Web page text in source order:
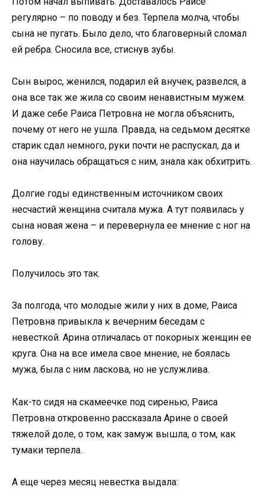
регулярно – по поводу и без. Терпела молча, чтобы
сына не пугать. Было дело, что благоверный сломал
ей ребра. Сносила все, стиснув зубы.
Сын вырос, женился, подарил ей внучек, развелся, а
она все так же жила со своим ненавистным мужем.
И даже себе Раиса Петровна не могла объяснить,
почему от него не ушла. Правда, на седьмом десятке
старик сдал немного, руки почти не распускал, да и
она научилась обращаться с ним, знала как обхитрить.
Долгие годы единственным источником своих
несчастий женщина считала мужа. А тут появилась у
сына новая жена – и перевернула ее мнение с ног на
голову.
Получилось это так.
За полгода, что молодые жили у них в доме, Раиса
Петровна привыкла к вечерним беседам с
невесткой. Арина отличалась от покорных женщин ее
круга. Она на все имела свое мнение, не боялась
мужа, была с ним ласкова, но не услужлива.
Как-то сидя на скамеечке под сиренью, Раиса
Петровна откровенно рассказала Арине о своей
тяжелой доле, о том, как замуж вышла, о том, как
тумаки терпела.
А еще через месяц невестка выдала: